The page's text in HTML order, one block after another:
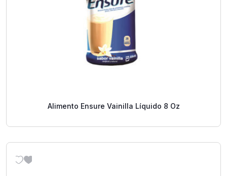
Alimento Ensure Vainilla Líquido 8 Oz